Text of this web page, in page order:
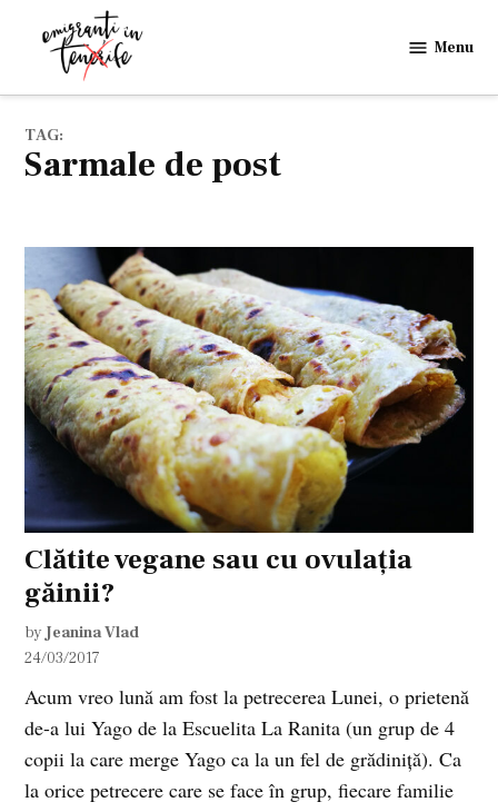
in
Menu
TAG:
sarmale de post
Clătite vegane sau cu ovulația
găinii?
by Jeanina Vlad
24/03/2017
Acum vreo lună am fost la petrecerea Lunei, o prietenă
de-a lui Yago de la Escuelita La Ranita (un grup de 4
copii la care merge Yago ca la un fel de grădiniță). Ca
la orice petrecere care se face în grup, fiecare familie